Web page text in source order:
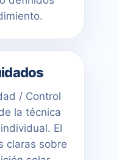
/ Control
la técnica
El
claras sobre